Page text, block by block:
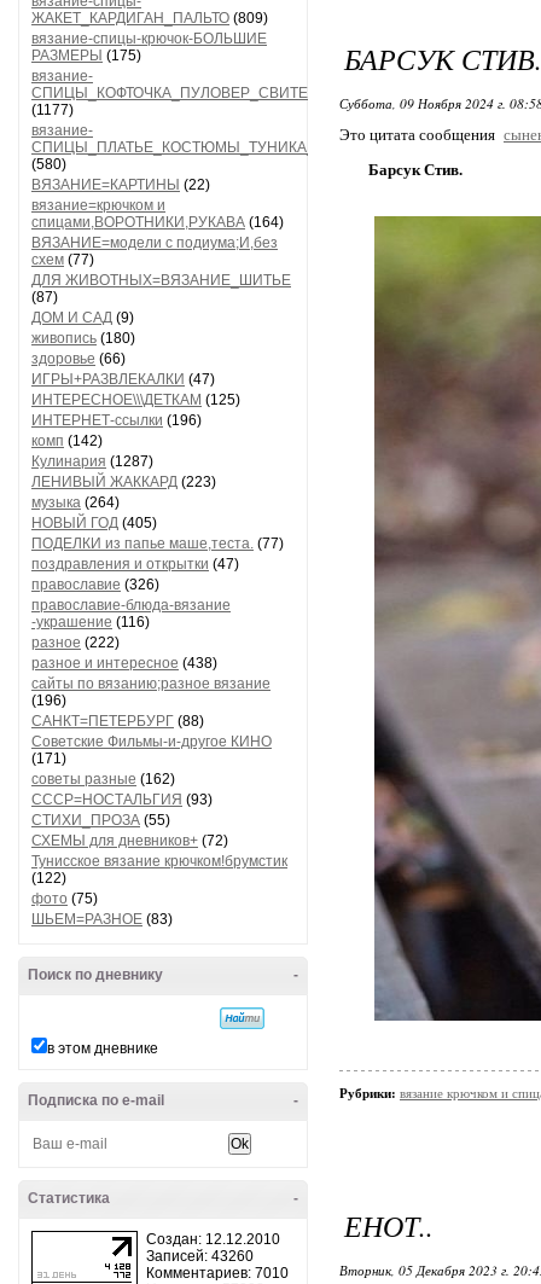
ЖАКЕТ_КАРДИГАН_ПАЛЬТО (809)
вязание-спицы-крючок-БОЛЬШИЕ
РАЗМЕРЫ (175)
вязание-
СПИЦЫ_КОФТОЧКА_ПУЛОВЕР_СВИТЕР
(1177)
вязание-
СПИЦЫ_ПЛАТЬЕ_КОСТЮМЫ_ТУНИКА_САРАФАН
(580)
ВЯЗАНИЕ=КАРТИНЫ (22)
вязание=крючком и
спицами,ВОРОТНИКИ,РУКАВА (164)
ВЯЗАНИЕ=модели с подиума;И,без
схем (77)
ДЛЯ ЖИВОТНЫХ=ВЯЗАНИЕ_ШИТЬЕ
(87)
ДОМ И САД (9)
живопись (180)
здоровье (66)
ИГРЫ+РАЗВЛЕКАЛКИ (47)
ИНТЕРЕСНОЕ\\\ДЕТКАМ (125)
ИНТЕРНЕТ-ссылки (196)
комп (142)
Кулинария (1287)
ЛЕНИВЫЙ ЖАККАРД (223)
музыка (264)
НОВЫЙ ГОД (405)
ПОДЕЛКИ из папье маше,теста. (77)
поздравления и открытки (47)
православие (326)
православие-блюда-вязание
-украшение (116)
разное (222)
разное и интересное (438)
сайты по вязанию;разное вязание
(196)
САНКТ=ПЕТЕРБУРГ (88)
Советские Фильмы-и-другое КИНО
(171)
советы разные (162)
СССР=НОСТАЛЬГИЯ (93)
СТИХИ_ПРОЗА (55)
СХЕМЫ для дневников+ (72)
Тунисское вязание крючком!брумстик
(122)
фото (75)
ШЬЕМ=РАЗНОЕ (83)
-
Поиск по дневнику
в этом дневнике
-
Подписка по e-mail
-
Статистика
Создан: 12.12.2010
Записей: 43260
Комментариев: 7010
БАРСУК СТИВ.
Суббота, 09 Ноября 2024 г.
Это цитата сообщения
Барсук Стив.
Рубрики: вязание крючком и
ЕНОТ..
Вторник, 05 Декабря 2023 г.